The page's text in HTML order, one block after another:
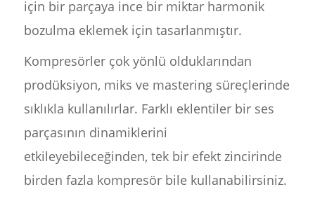
için bir parçaya ince bir miktar harmonik
bozulma eklemek için tasarlanmıştır.
Kompresörler çok yönlü olduklarından
prodüksiyon, miks ve mastering süreçlerinde
sıklıkla kullanılırlar. Farklı eklentiler bir ses
parçasının dinamiklerini
etkileyebileceğinden, tek bir efekt zincirinde
birden fazla kompresör bile kullanabilirsiniz.